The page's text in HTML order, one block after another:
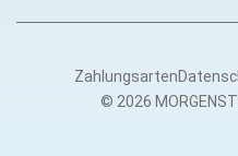
© 2026
Zahlungsarten